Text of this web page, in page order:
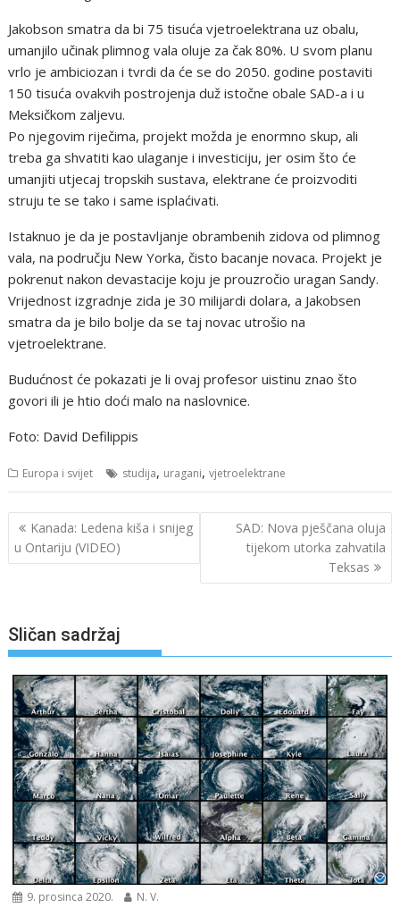
Jakobson smatra da bi 75 tisuća vjetroelektrana uz obalu,
umanjilo učinak plimnog vala oluje za čak 80%. U svom planu
vrlo je ambiciozan i tvrdi da će se do 2050. godine postaviti
150 tisuća ovakvih postrojenja duž istočne obale SAD-a i u
Meksičkom zaljevu.
Po njegovim riječima, projekt možda je enormno skup, ali
treba ga shvatiti kao ulaganje i investiciju, jer osim što će
umanjiti utjecaj tropskih sustava, elektrane će proizvoditi
struju te se tako i same isplaćivati.
Istaknuo je da je postavljanje obrambenih zidova od plimnog
vala, na području New Yorka, čisto bacanje novaca. Projekt je
pokrenut nakon devastacije koju je prouzročio uragan Sandy.
Vrijednost izgradnje zida je 30 milijardi dolara, a Jakobsen
smatra da je bilo bolje da se taj novac utrošio na
vjetroelektrane.
Budućnost će pokazati je li ovaj profesor uistinu znao što
govori ili je htio doći malo na naslovnice.
Foto: David Defilippis
Europa i svijet studija, uragani,vjetroelektrane
Navigacija
objava
Kanada: Ledena kiša i snijeg
u Ontariju (VIDEO)
SAD: Nova pješčana oluja
tijekom utorka zahvatila
Teksas
Sličan sadržaj
9. prosinca 2020. N. V.